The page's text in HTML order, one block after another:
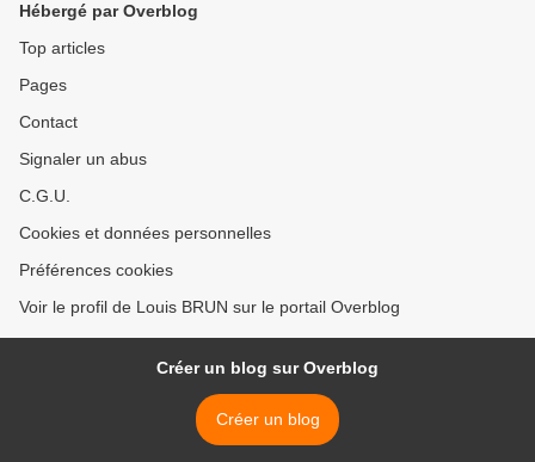
Hébergé par Overblog
Top articles
Pages
Contact
Signaler un abus
C.G.U.
Cookies et données personnelles
Préférences cookies
Voir le profil de Louis BRUN sur le portail Overblog
Créer un blog sur Overblog
Créer un blog